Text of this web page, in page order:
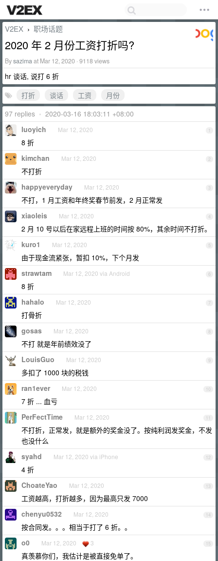
V2EX › 职场话题
2020 年 2 月份工资打折吗?
Bysazimaat Mar 12, 2020 · 9118 views
hr 谈话, 说打 6 折
打折
谈话 工资
月份
97 replies • 2020-03-16 18:03:11 +08:00
1
luoyich Mar 12, 2020
8 折
2
kimchan Mar 12, 2020
不打折
3
happyeveryday Mar 12, 2020
不打，1 月工资和年终奖春节前发，2 月正常发
4
xiaoleis Mar 12, 2020
2 月 10 号以后在家远程上班的时间按 80%，其余时间不打折。
5
kuro1 Mar 12, 2020
由于现金流紧张，暂扣 10%，下个月发
6
strawtam Mar 12, 2020 via Android
8 折
7
hahalo Mar 12, 2020
打骨折
8
gosas Mar 12, 2020
不打 就是年前绩效没了
9
LouisGuo Mar 12, 2020
多扣了 1000 块的税钱
10
ran1ever Mar 12, 2020
7 折 ... 血亏
11
PerFectTime Mar 12, 2020
不打折，正常发，就是额外的奖金没了。按纯利润发奖金，不发
也没什么
12
syahd Mar 12, 2020 via iPhone
4 折
13
ChoateYao Mar 12, 2020
工资越高，打折越多，因为最高只发 7000
14
chenyu0532 Mar 12, 2020
按合同发。。。相当于打了 6 折。。
15
o0 Mar 12, 2020 3
真羡慕你们，我估计是被直接免单了。